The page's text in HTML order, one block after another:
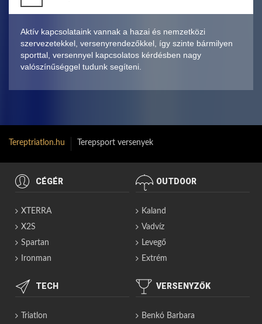
Aktív kapcsolataink vannak a hazai és nemzetközi
szervezetekkel, versenyrendezőkkel, így szinte bármilyen
sporttal, versennyel kapcsolatos kérdésben nagy
valószínűséggel tudunk segíteni.
Tereptriatlon.hu Terepsport versenyek
CÉGÉR
XTERRA
X2S
Spartan
Ironman
OUTDOOR
Kaland
Vadvíz
Levegő
Extrém
TECH
Triatlon
VERSENYZŐK
Benkó Barbara